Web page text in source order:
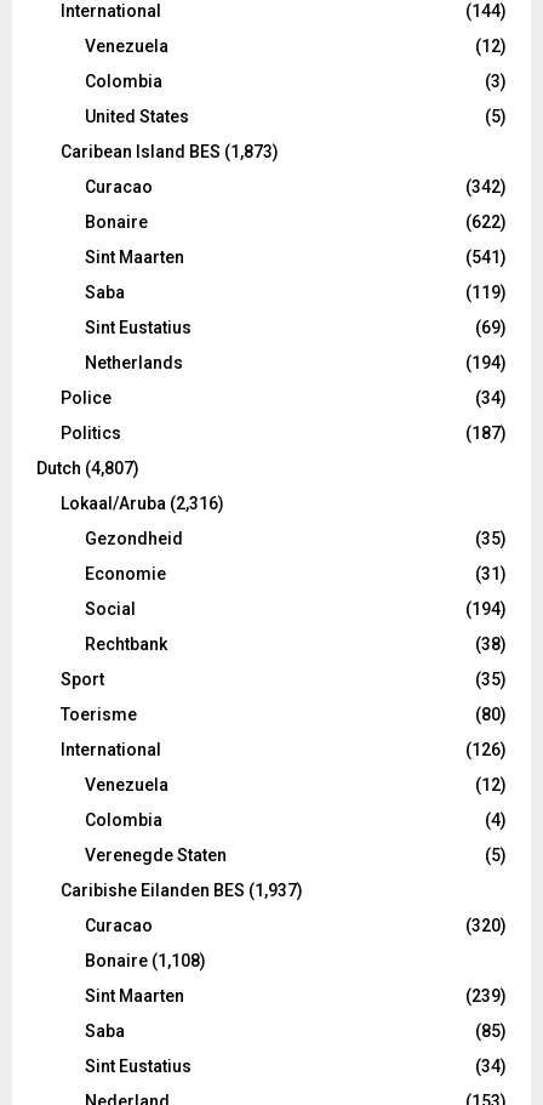
International
(144)
Venezuela
(12)
Colombia
(3)
United States
(5)
Caribean Island BES (1,873)
Curacao
(342)
Bonaire
(622)
Sint Maarten
(541)
Saba
(119)
Sint Eustatius
(69)
Netherlands
(194)
Police
(34)
Politics
(187)
Dutch (4,807)
Lokaal/Aruba (2,316)
Gezondheid
(35)
Economie
(31)
Social
(194)
Rechtbank
(38)
Sport
(35)
Toerisme
(80)
International
(126)
Venezuela
(12)
Colombia
(4)
Verenegde Staten
(5)
Caribishe Eilanden BES (1,937)
Curacao
(320)
Bonaire (1,108)
Sint Maarten
(239)
Saba
(85)
Sint Eustatius
(34)